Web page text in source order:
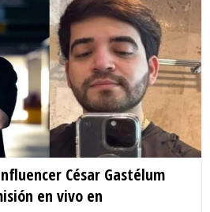
César Gastélum
en vivo en